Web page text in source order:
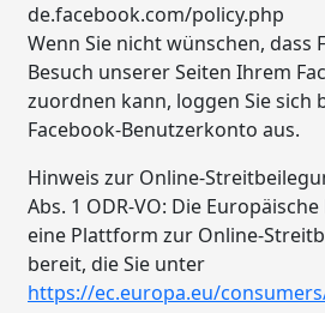
de.facebook.com/policy.php
Wenn Sie nicht wünschen, dass
Besuch unserer Seiten Ihrem
zuordnen kann, loggen Sie sich
Facebook-Benutzerkonto aus.
Hinweis zur Online-
Abs. 1 ODR-VO: Die
eine Plattform zur Online-
bereit, die Sie unter
https://ec.europa.eu/